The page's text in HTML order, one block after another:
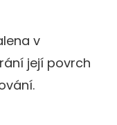
v
její povrch